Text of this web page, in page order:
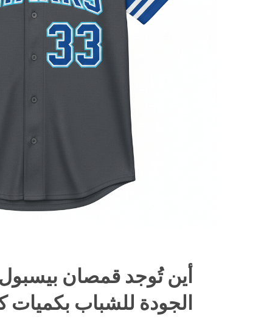
أين تُوجد قمصان
الجودة للشباب بكميات